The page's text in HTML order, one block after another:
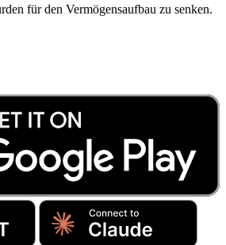
für den Vermögensaufbau zu senken.